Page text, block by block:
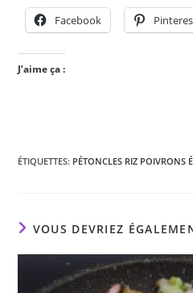
Facebook
J’aime ça :
ÉTIQUETTES: PÉTONCLES RIZ POIVRONS
VOUS DEVRIEZ